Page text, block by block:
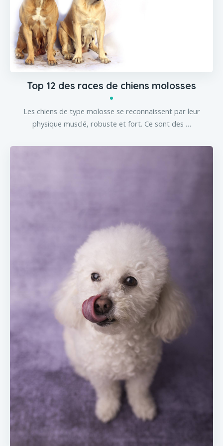
Top 12 des races de chiens molosses
Les chiens de type molosse se reconnaissent par leur
physique musclé, robuste et fort. Ce sont des …